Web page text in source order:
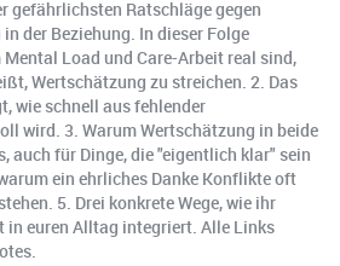
gefährlichsten Ratschläge gegen
der Beziehung. In dieser Folge
Load und Care-Arbeit real sind,
Wertschätzung zu streichen. 2. Das
wie schnell aus fehlender
wird. 3. Warum Wertschätzung in beide
auch für Dinge, die "eigentlich klar" sein
ein ehrliches Danke Konflikte oft
5. Drei konkrete Wege, wie ihr
in euren Alltag integriert. Alle Links